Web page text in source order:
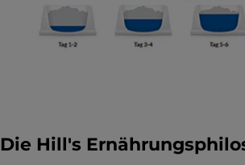
Die Hill's